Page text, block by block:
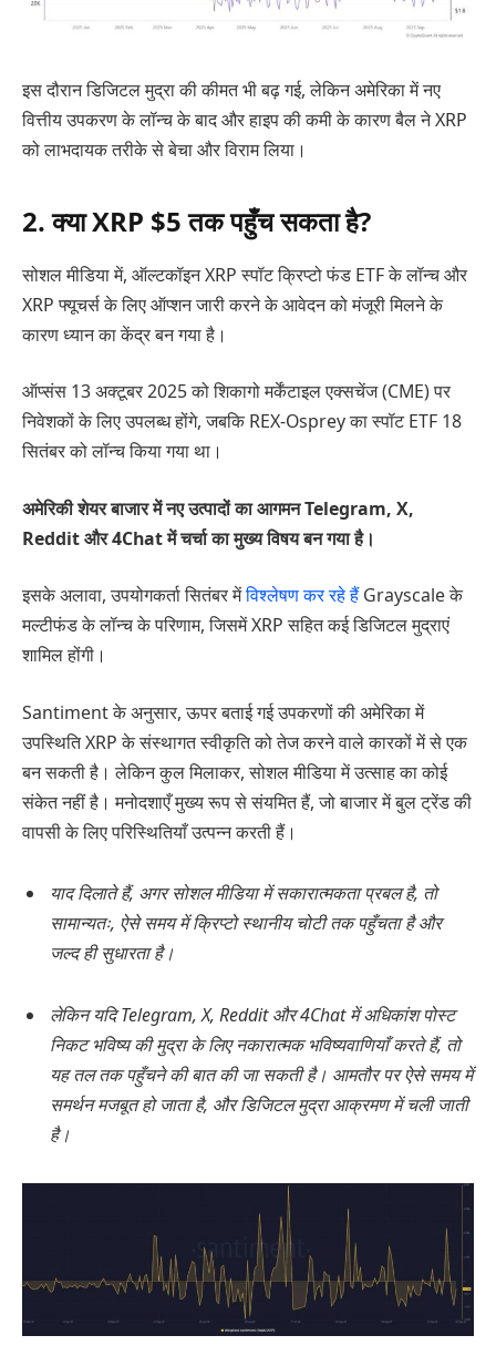
इस दौरान डिजिटल मुद्रा की कीमत भी बढ़ गई, लेकिन अमेरिका में नए
वित्तीय उपकरण के लॉन्च के बाद और हाइप की कमी के कारण बैल ने XRP
को लाभदायक तरीके से बेचा और विराम लिया।
2. क्या XRP $5 तक पहुँच सकता है?
सोशल मीडिया में, ऑल्टकॉइन XRP स्पॉट क्रिप्टो फंड ETF के लॉन्च और
XRP फ्यूचर्स के लिए ऑप्शन जारी करने के आवेदन को मंजूरी मिलने के
कारण ध्यान का केंद्र बन गया है।
ऑप्संस 13 अक्टूबर 2025 को शिकागो मर्केंटाइल एक्सचेंज (CME) पर
निवेशकों के लिए उपलब्ध होंगे, जबकि REX-Osprey का स्पॉट ETF 18
सितंबर को लॉन्च किया गया था।
अमेरिकी शेयर बाजार में नए उत्पादों का आगमन Telegram, X,
Reddit और 4Chat में चर्चा का मुख्य विषय बन गया है।
इसके अलावा, उपयोगकर्ता सितंबर मेंविश्लेषण कर रहे हैंGrayscale के
मल्टीफंड के लॉन्च के परिणाम, जिसमें XRP सहित कई डिजिटल मुद्राएं
शामिल होंगी।
Santiment के अनुसार, ऊपर बताई गई उपकरणों की अमेरिका में
उपस्थिति XRP के संस्थागत स्वीकृति को तेज करने वाले कारकों में से एक
बन सकती है। लेकिन कुल मिलाकर, सोशल मीडिया में उत्साह का कोई
संकेत नहीं है। मनोदशाएँ मुख्य रूप से संयमित हैं, जो बाजार में बुल ट्रेंड की
वापसी के लिए परिस्थितियाँ उत्पन्न करती हैं।
याद दिलाते हैं, अगर सोशल मीडिया में सकारात्मकता प्रबल है, तो
सामान्यतः, ऐसे समय में क्रिप्टो स्थानीय चोटी तक पहुँचता है और
जल्द ही सुधारता है।
लेकिन यदि Telegram, X, Reddit और 4Chat में अधिकांश पोस्ट
निकट भविष्य की मुद्रा के लिए नकारात्मक भविष्यवाणियाँ करते हैं, तो
यह तल तक पहुँचने की बात की जा सकती है। आमतौर पर ऐसे समय में
समर्थन मजबूत हो जाता है, और डिजिटल मुद्रा आक्रमण में चली जाती
है।